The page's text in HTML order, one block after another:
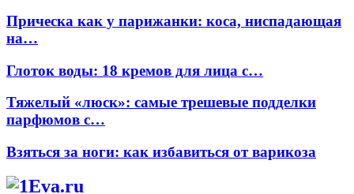
Прическа как у парижанки: коса, ниспадающая
на…
Глоток воды: 18 кремов для лица с…
Тяжелый «люск»: самые трешевые подделки
парфюмов с…
Взяться за ноги: как избавиться от варикоза